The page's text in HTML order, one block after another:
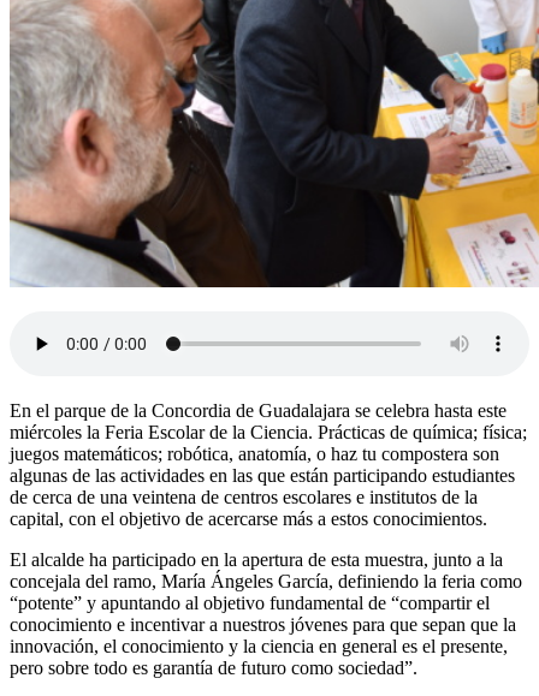
En el parque de la Concordia de Guadalajara se celebra hasta este
miércoles la Feria Escolar de la Ciencia. Prácticas de química; física;
juegos matemáticos; robótica, anatomía, o haz tu compostera son
algunas de las actividades en las que están participando estudiantes
de cerca de una veintena de centros escolares e institutos de la
capital, con el objetivo de acercarse más a estos conocimientos.
El alcalde ha participado en la apertura de esta muestra, junto a la
concejala del ramo, María Ángeles García, definiendo la feria como
“potente” y apuntando al objetivo fundamental de “compartir el
conocimiento e incentivar a nuestros jóvenes para que sepan que la
innovación, el conocimiento y la ciencia en general es el presente,
pero sobre todo es garantía de futuro como sociedad”.